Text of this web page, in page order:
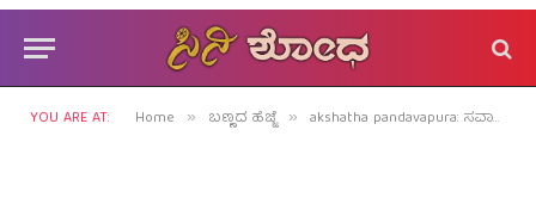
YOU ARE AT: Home » ಬಣ್ಣದ ಹೆಜ್ಜೆ » akshatha pandavapura: ಸವಾಲಿನ ಪಾತ್ರಗಳಿಗೆ ಹಾತೊರೆಯುವ ರಂಗಪ್ರತಿಭೆ!